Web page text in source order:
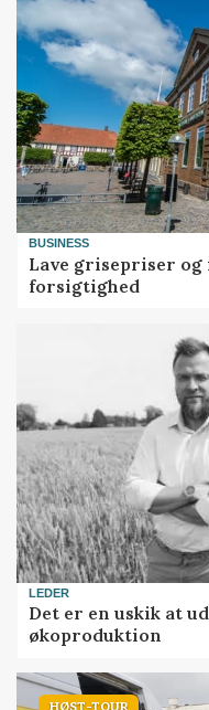
BUSINESS
Lave grisepriser og
forsigtighed
LEDER
Det er en uskik at
økoproduktion
HØST-TOUR